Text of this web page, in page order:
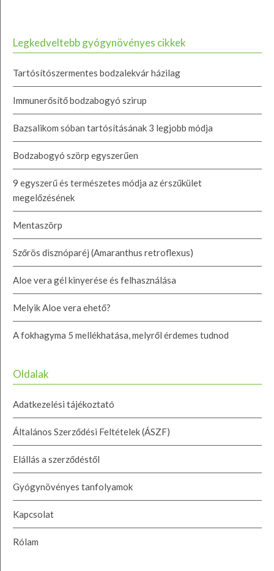
Legkedveltebb gyógynövényes cikkek
Tartósítószermentes bodzalekvár házilag
Immunerősítő bodzabogyó szirup
Bazsalikom sóban tartósításának 3 legjobb módja
Bodzabogyó szörp egyszerűen
9 egyszerű és természetes módja az érszűkület
megelőzésének
Mentaszörp
Szőrös disznóparéj (Amaranthus retroflexus)
Aloe vera gél kinyerése és felhasználása
Melyik Aloe vera ehető?
A fokhagyma 5 mellékhatása, melyről érdemes tudnod
Oldalak
Adatkezelési tájékoztató
Általános Szerződési Feltételek (ÁSZF)
Elállás a szerződéstől
Gyógynövényes tanfolyamok
Kapcsolat
Rólam